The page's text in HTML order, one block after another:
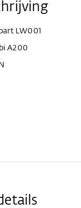
LW001
A200